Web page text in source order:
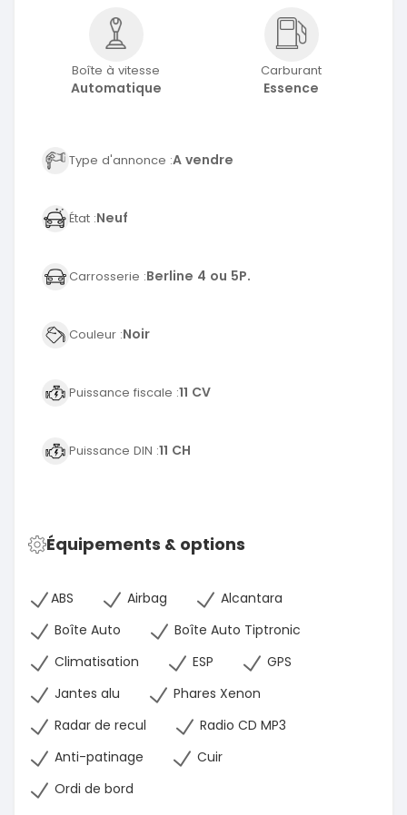
Boîte à vitesse
Automatique
Carburant
Essence
Type d'annonce :A vendre
État :Neuf
Carrosserie :Berline 4 ou 5P.
Couleur :Noir
Puissance fiscale :11 CV
Puissance DIN :11 CH
Équipements & options
ABS Airbag
Alcantara
Boîte Auto
Boîte Auto Tiptronic
Climatisation
ESP
GPS
Jantes alu
Phares Xenon
Radar de recul
Radio CD MP3
Anti-patinage
Cuir
Ordi de bord